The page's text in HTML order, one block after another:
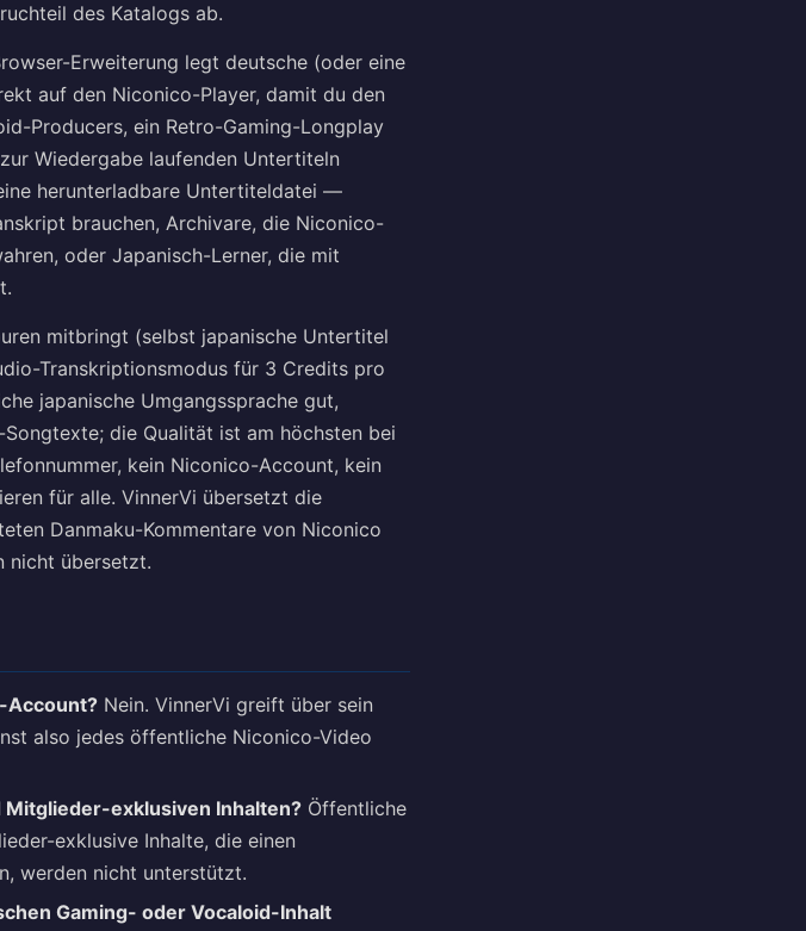
des Katalogs ab.
Erweiterung legt deutsche (oder eine
auf den Niconico-Player, damit du den
Producers, ein Retro-Gaming-Longplay
Wiedergabe laufenden Untertiteln
herunterladbare Untertiteldatei —
brauchen, Archivare, die Niconico-
oder Japanisch-Lerner, die mit
mitbringt (selbst japanische Untertitel
Transkriptionsmodus für 3 Credits pro
japanische Umgangssprache gut,
die Qualität ist am höchsten bei
kein Niconico-Account, kein
für alle. VinnerVi übersetzt die
Danmaku-Kommentare von Niconico
nicht übersetzt.
Account? Nein. VinnerVi greift über sein
also jedes öffentliche Niconico-Video
exklusiven Inhalten? Öffentliche
exklusive Inhalte, die einen
werden nicht unterstützt.
Gaming- oder Vocaloid-Inhalt